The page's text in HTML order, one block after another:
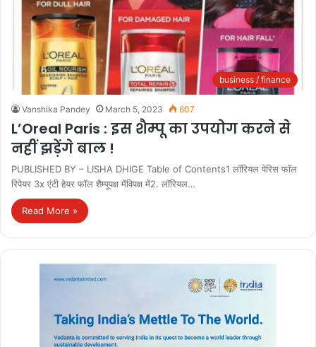
business / finance
Vanshika Pandey March 5, 2023 607
L’Oreal Paris : इस शैम्पू का उपयोग करने से
नहीं झड़ेंगे बाल !
PUBLISHED BY – LISHA DHIGE Table of Contents1 लॉरियल पेरिस फॉल
रिपेयर 3x एंटी हेयर फॉल शैम्पूपक्ष मेंविपक्ष में2. लॉरियल…
Read More »